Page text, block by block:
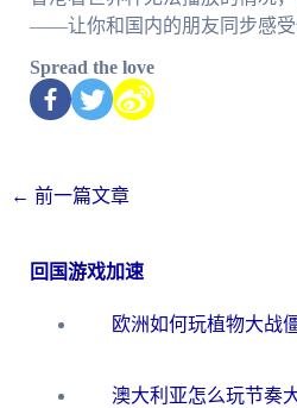
——让你和国内的朋友同步感受
Spread the love
← 前一篇文章
回国游戏加速